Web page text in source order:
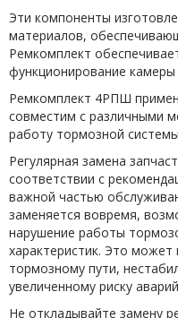
Эти компоненты
материалов,
Ремкомплект
функционирование
Ремкомплект 4РПШ
совместим с различными
работу тормозной
Регулярная замена
соответствии с
важной частью
заменяется вовремя,
нарушение работы
характеристик. Это
тормозному пути,
увеличенному риску
Не откладывайте замену